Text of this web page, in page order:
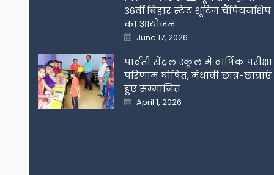
36वीं बिहार स्टेट शूटिंग चैंपियनशिप
का आयोजन
Posted
on
June 17, 2026
पार्वती सेंट्रल स्कूल में वार्षिक परीक्षा
परिणाम घोषित, मेधावी छात्र-छात्राएं
हुए सम्मानित
Posted
on
April 1, 2026